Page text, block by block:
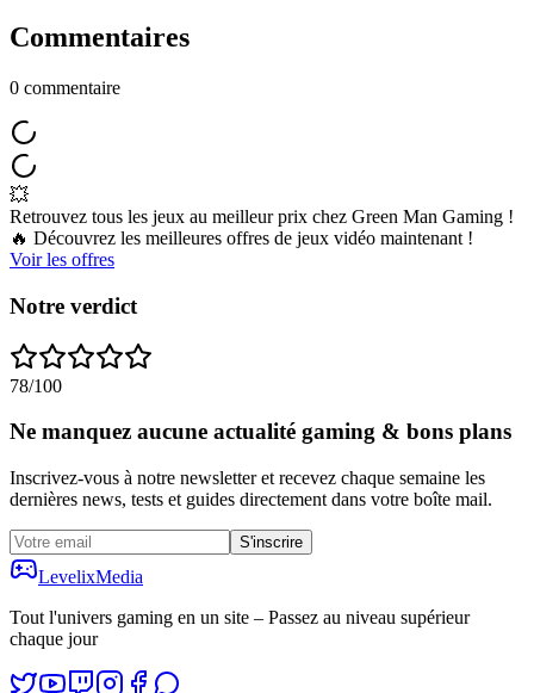
Commentaires
0 commentaire
💥
Retrouvez tous les jeux au meilleur prix chez Green Man Gaming !
🔥 Découvrez les meilleures offres de jeux vidéo maintenant !
Voir les offres
Notre verdict
78/100
Ne manquez aucune actualité gaming & bons plans
Inscrivez-vous à notre newsletter et recevez chaque semaine les
dernières news, tests et guides directement dans votre boîte mail.
S'inscrire
LevelixMedia
Tout l'univers gaming en un site – Passez au niveau supérieur
chaque jour